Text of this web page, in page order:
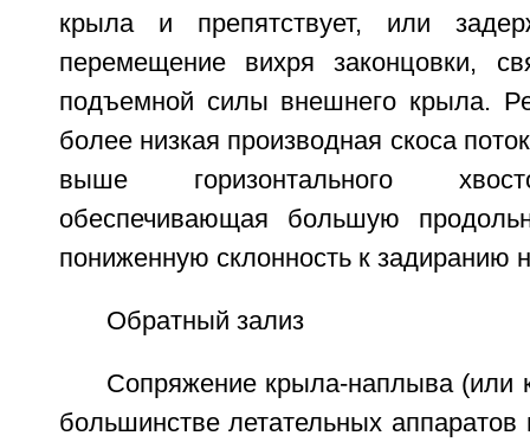
крыла и препятствует, или
перемещение вихря законцовки,
подъемной силы внешнего крыла.
более низкая производная скоса
выше горизонтального
обеспечивающая большую
пониженную склонность к задиранию
Обратный зализ
Сопряжение крыла-наплыва (или
большинстве летательных аппаратов